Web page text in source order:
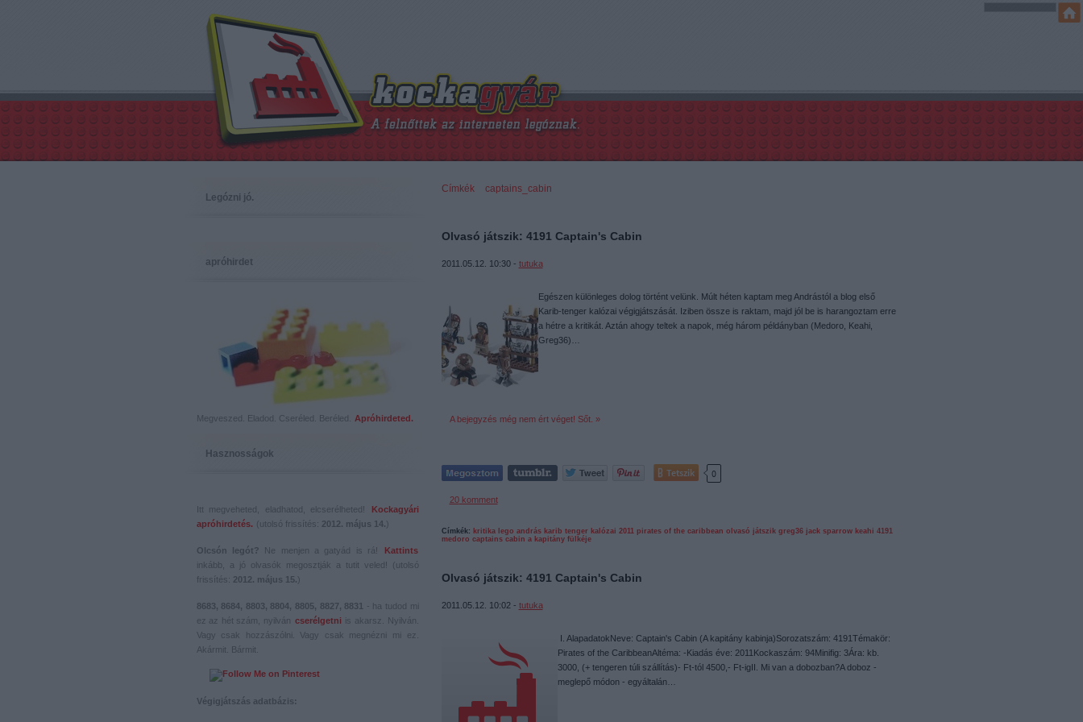
Legózni jó.
apróhirdet
Megveszed. Eladod. Cseréled. Beréled. Apróhirdeted.
Hasznosságok
Itt megveheted, eladhatod, elcserélheted!
Kockagyári
apróhirdetés. (utolsó frissítés: 2012. május 14.)
Olcsón legót? Ne menjen a gatyád is rá!
Kattints
inkább, a jó olvasók megosztják a tutit veled! (utolsó
frissítés: 2012. május 15.)
8683, 8684, 8803, 8804, 8805, 8827, 8831 - ha tudod mi
ez az hét szám, nyilván
cserélgetni
is akarsz. Nyilván.
Vagy csak hozzászólni. Vagy csak megnézni mi ez.
Akármit. Bármit.
Végigjátszás adatbázis:
Címkék» captains_cabin
Olvasó játszik: 4191 Captain's Cabin
2011.05.12. 10:30 - tutuka
Egészen különleges dolog történt velünk. Múlt héten kaptam meg Andrástól a blog első
Karib-tenger kalózai végigjátszását. Iziben össze is raktam, majd jól be is harangoztam erre
a hétre a kritikát. Aztán ahogy teltek a napok, még három példányban (Medoro, Keahi,
Greg36)…
A bejegyzés még nem ért véget! Sőt. »
Tetszik 0
20komment
Címkék: kritika lego andrás karib tenger kalózai 2011 pirates of the caribbean olvasó játszik greg36 jack sparrow keahi 4191
medoro captains cabin a kapitány fülkéje
Olvasó játszik: 4191 Captain's Cabin
2011.05.12. 10:02 - tutuka
I. AlapadatokNeve: Captain's Cabin (A kapitány kabinja)Sorozatszám: 4191Témakör:
Pirates of the CaribbeanAltéma: -Kiadás éve: 2011Kockaszám: 94Minifig: 3Ára: kb.
3000, (+ tengeren túli szállítás)- Ft-tól 4500,- Ft-igII. Mi van a dobozban?A doboz -
meglepő módon - egyáltalán…